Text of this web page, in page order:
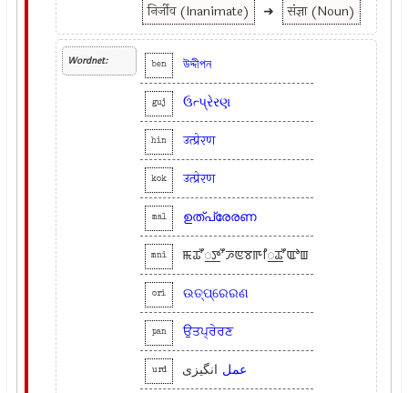
निर्जीव (Inanimate)
➜ संज्ञा (Noun)
Wordnet: ben উদ্দীপন
guj ઉત્પ્રેરણ
hin उत्प्रेरण
kok उत्प्रेरण
mal ഉത്പ്രേരണ
mni ꯃꯊꯧ꯭ꯇꯧꯍꯟꯕꯒꯤ꯭ꯊꯧꯑꯣꯡ
ori ଉତ୍ପ୍ରେରଣ
pan ਉਤਪ੍ਰੇਰਣ
urd عمل انگیزی